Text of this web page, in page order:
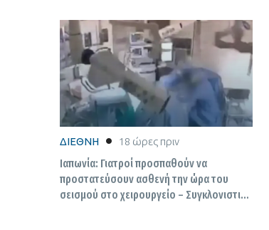
ΔΙΕΘΝΗ 18 ώρες πριν
Ιαπωνία: Γιατροί προσπαθούν να
προστατεύσουν ασθενή την ώρα του
σεισμού στο χειρουργείο – Συγκλονιστικό